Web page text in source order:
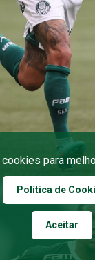
para
Política de
Aceitar